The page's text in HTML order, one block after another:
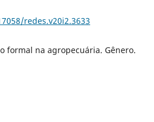
redes.v20i2.3633
formal na agropecuária. Gênero.